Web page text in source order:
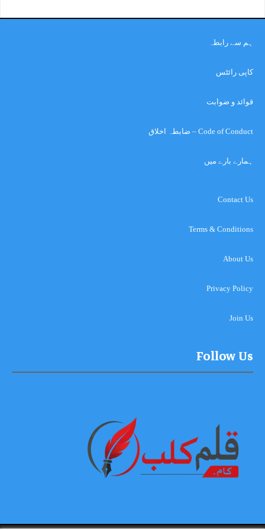
ہم سے رابطہ
کاپی رائٹس
قوائد و ضوابت
Code of Conduct – ضابطہ اخلاق
ہمارے بارے میں
Contact Us
Terms & Conditions
About Us
Privacy Policy
Join Us
Follow Us